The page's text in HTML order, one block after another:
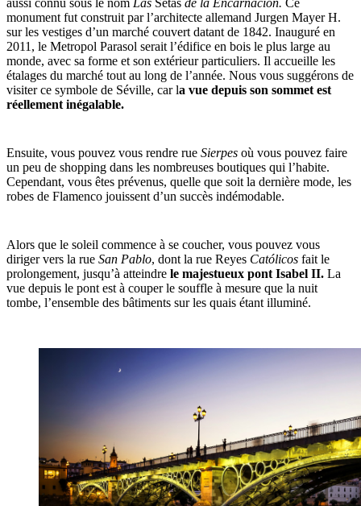
aussi connu sous le nom Las Setas de la Encarnación. Ce
monument fut construit par l’architecte allemand Jurgen Mayer H.
sur les vestiges d’un marché couvert datant de 1842. Inauguré en
2011, le Metropol Parasol serait l’édifice en bois le plus large au
monde, avec sa forme et son extérieur particuliers. Il accueille les
étalages du marché tout au long de l’année. Nous vous suggérons de
visiter ce symbole de Séville, car la vue depuis son sommet est
réellement inégalable.
Ensuite, vous pouvez vous rendre rue Sierpes où vous pouvez faire
un peu de shopping dans les nombreuses boutiques qui l’habite.
Cependant, vous êtes prévenus, quelle que soit la dernière mode, les
robes de Flamenco jouissent d’un succès indémodable.
Alors que le soleil commence à se coucher, vous pouvez vous
diriger vers la rue San Pablo, dont la rue Reyes Católicos fait le
prolongement, jusqu’à atteindre le majestueux pont Isabel II. La
vue depuis le pont est à couper le souffle à mesure que la nuit
tombe, l’ensemble des bâtiments sur les quais étant illuminé.